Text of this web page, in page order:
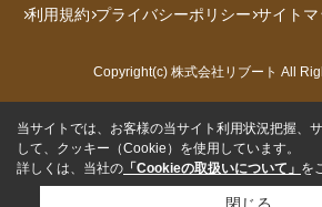
利用規約 プライバシーポリシー サイトマ
Copyright(c) 株式会社リブート All
当サイトでは、お客様の当サイト利用状況把握、
して、クッキー（Cookie）を使用しています。
詳しくは、当社の 「Cookieの取扱いについて」 を
閉じる